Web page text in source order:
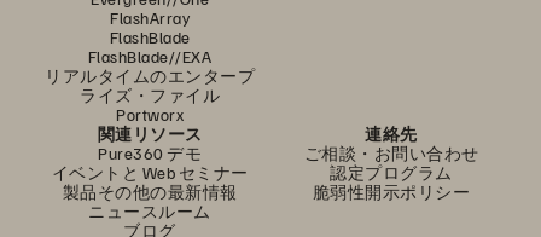
FlashArray
FlashBlade
FlashBlade//EXA
リアルタイムのエンタープ
ライズ・ファイル
Portworx
関連リソース
Pure360 デモ
イベントと Web セミナー
製品その他の最新情報
ニュースルーム
ブログ
連絡先
ご相談・お問い合わせ
認定プログラム
脆弱性開示ポリシー